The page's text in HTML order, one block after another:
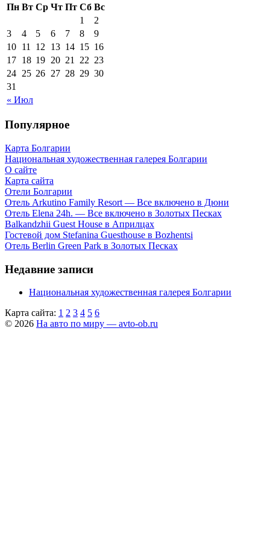
Пн Вт Ср Чт Пт Сб Вс
« Июл
1
2
3
4 5 6 7 8
9
10 11 12 13 14 15 16
17 18 19 20 21 22 23
24 25 26 27 28 29 30
31
Популярное
Карта Болгарии
Национальная художественная галерея Болгарии
О сайте
Карта сайта
Отели Болгарии
Отель Arkutino Family Resort — Все включено в Дюни
Отель Elena 24h. — Все включено в Золотых Песках
Balkandzhii Guest House в Априлцах
Гостевой дом Stefanina Guesthouse в Bozhentsi
Отель Berlin Green Park в Золотых Песках
Недавние записи
Национальная художественная галерея Болгарии
Карта сайта: 1 2 3 4 5 6
© 2026 На авто по миру — avto-ob.ru